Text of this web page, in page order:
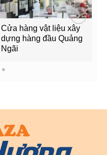
Cửa hàng vật liệu xây
dựng hàng đầu Quảng
Ngãi
3